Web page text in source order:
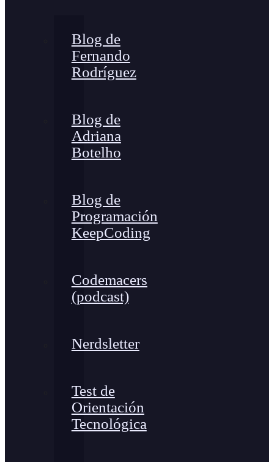
Blog de
Fernando
Rodríguez
Blog de
Adriana
Botelho
Blog de
Programación
KeepCoding
Codemacers
(podcast)
Nerdsletter
Test de
Orientación
Tecnológica